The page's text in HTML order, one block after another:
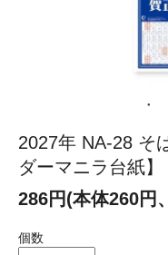
2027年 NA-28 そ
ダーマニラ台紙】
286円(本体260円
個数